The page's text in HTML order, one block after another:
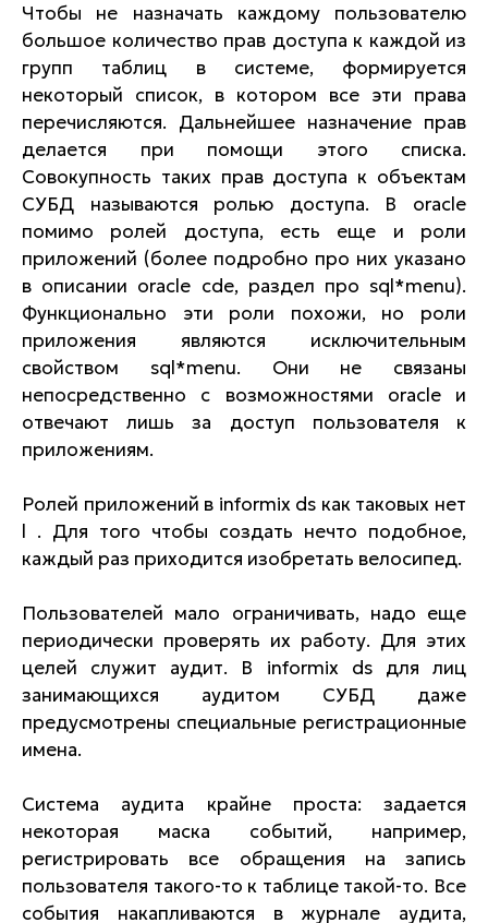
Чтобы не назначать каждому пользователю
большое количество прав доступа к каждой из
групп таблиц в системе, формируется
некоторый список, в котором все эти права
перечисляются. Дальнейшее назначение прав
делается при помощи этого списка.
Совокупность таких прав доступа к объектам
СУБД называются ролью доступа. В oracle
помимо ролей доступа, есть еще и роли
приложений (более подробно про них указано
в описании oracle cde, раздел про sql*menu).
Функционально эти роли похожи, но роли
приложения являются исключительным
свойством sql*menu. Они не связаны
непосредственно с возможностями oracle и
отвечают лишь за доступ пользователя к
приложениям.
Ролей приложений в informix ds как таковых нет
l . Для того чтобы создать нечто подобное,
каждый раз приходится изобретать велосипед.
Пользователей мало ограничивать, надо еще
периодически проверять их работу. Для этих
целей служит аудит. В informix ds для лиц
занимающихся аудитом СУБД даже
предусмотрены специальные регистрационные
имена.
Система аудита крайне проста: задается
некоторая маска событий, например,
регистрировать все обращения на запись
пользователя такого-то к таблице такой-то. Все
события накапливаются в журнале аудита,